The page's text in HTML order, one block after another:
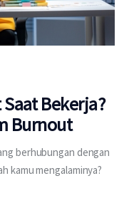
Bekerja?
Burnout
berhubungan dengan
kamu mengalaminya?